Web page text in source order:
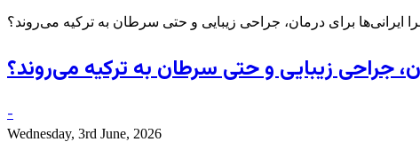
ایرانی‌ها برای درمان، جراحی زیبایی و حتی سرطان به ترکیه می‌روند؟
جراحی زیبایی و حتی سرطان به ترکیه می‌روند؟
-
Wednesday, 3rd June, 2026